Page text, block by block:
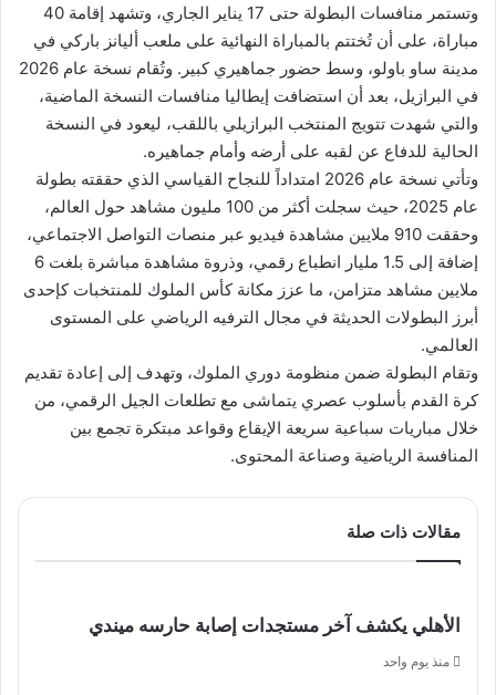
وتستمر منافسات البطولة حتى 17 يناير الجاري، وتشهد إقامة 40
مباراة، على أن تُختتم بالمباراة النهائية على ملعب أليانز باركي في
مدينة ساو باولو، وسط حضور جماهيري كبير. وتُقام نسخة عام 2026
في البرازيل، بعد أن استضافت إيطاليا منافسات النسخة الماضية،
والتي شهدت تتويج المنتخب البرازيلي باللقب، ليعود في النسخة
الحالية للدفاع عن لقبه على أرضه وأمام جماهيره.
وتأتي نسخة عام 2026 امتداداً للنجاح القياسي الذي حققته بطولة
عام 2025، حيث سجلت أكثر من 100 مليون مشاهد حول العالم،
وحققت 910 ملايين مشاهدة فيديو عبر منصات التواصل الاجتماعي،
إضافة إلى 1.5 مليار انطباع رقمي، وذروة مشاهدة مباشرة بلغت 6
ملايين مشاهد متزامن، ما عزز مكانة كأس الملوك للمنتخبات كإحدى
أبرز البطولات الحديثة في مجال الترفيه الرياضي على المستوى
العالمي.
وتقام البطولة ضمن منظومة دوري الملوك، وتهدف إلى إعادة تقديم
كرة القدم بأسلوب عصري يتماشى مع تطلعات الجيل الرقمي، من
خلال مباريات سباعية سريعة الإيقاع وقواعد مبتكرة تجمع بين
المنافسة الرياضية وصناعة المحتوى.
مقالات ذات صلة
الأهلي يكشف آخر مستجدات إصابة حارسه ميندي
منذ يوم واحد